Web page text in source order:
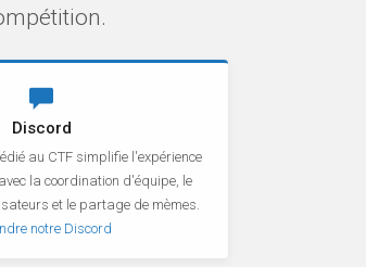
Discord
au CTF simplifie l'expérience
la coordination d'équipe, le
et le partage de mèmes.
notre Discord